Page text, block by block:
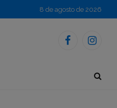
8 de agosto de 2026
Facebook